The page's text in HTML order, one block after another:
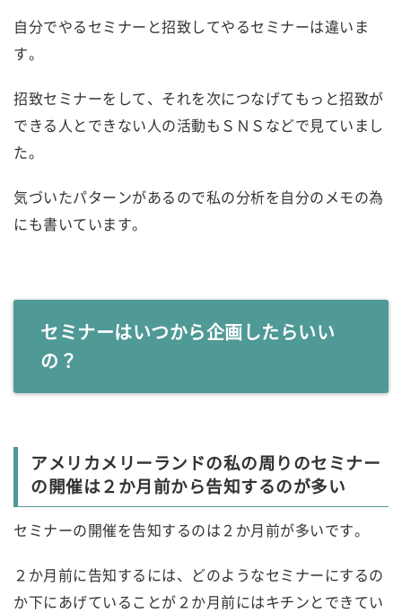
自分でやるセミナーと招致してやるセミナーは違いま
す。
招致セミナーをして、それを次につなげてもっと招致が
できる人とできない人の活動もＳＮＳなどで見ていまし
た。
気づいたパターンがあるので私の分析を自分のメモの為
にも書いています。
セミナーはいつから企画したらいい
の？
アメリカメリーランドの私の周りのセミナー
の開催は２か月前から告知するのが多い
セミナーの開催を告知するのは２か月前が多いです。
２か月前に告知するには、どのようなセミナーにするの
か下にあげていることが２か月前にはキチンとできてい